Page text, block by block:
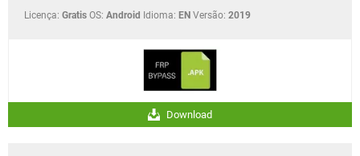
Licença: Gratis OS: Android Idioma: EN Versão: 2019
Download